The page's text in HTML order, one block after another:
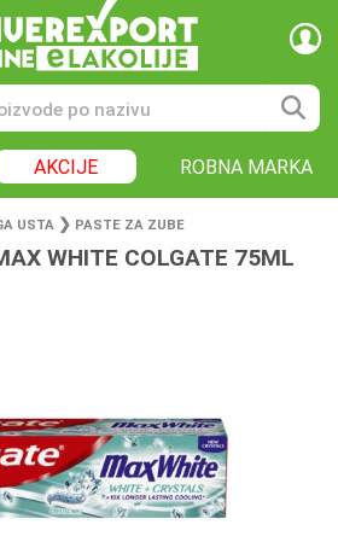
AKCIJE ROBNA MARKA
USTA ❯ PASTE ZA ZUBE
WHITE COLGATE 75ML